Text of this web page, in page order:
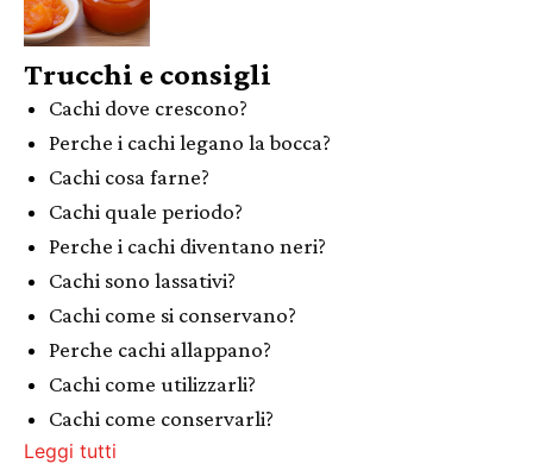
Trucchi e consigli
Cachi dove crescono?
Perche i cachi legano la bocca?
Cachi cosa farne?
Cachi quale periodo?
Perche i cachi diventano neri?
Cachi sono lassativi?
Cachi come si conservano?
Perche cachi allappano?
Cachi come utilizzarli?
Cachi come conservarli?
Leggi tutti